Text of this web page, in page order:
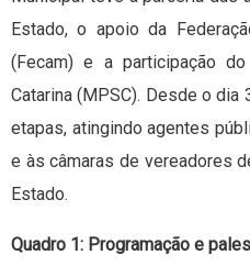
Estado, o apoio da
(Fecam) e a participação
Catarina (MPSC). Desde o dia
etapas, atingindo agentes
e às câmaras de vereadores
Estado.
Quadro 1: Programação e